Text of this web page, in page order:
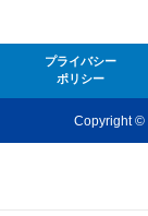
プライバシー
ポリシー
Copyright ©